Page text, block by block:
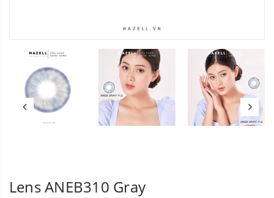
Lens ANEB310 Gray